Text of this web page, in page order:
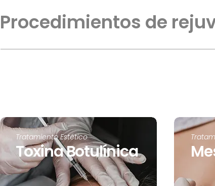
Procedimientos de
Toxina Botulínica
Tratamiento Estético